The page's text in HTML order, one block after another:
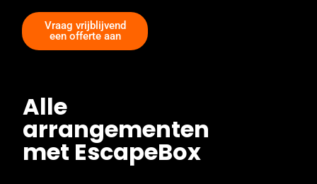
Vraag vrijblijvend
een offerte aan
Alle
arrangementen
met EscapeBox